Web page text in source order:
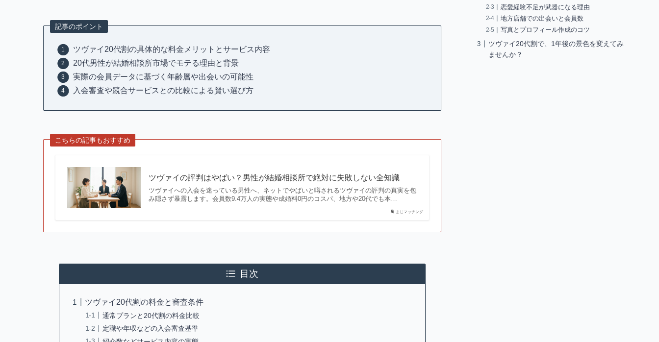
記事のポイント
ツヴァイ20代割の具体的な料金メリットとサービス内容
20代男性が結婚相談所市場でモテる理由と背景
実際の会員データに基づく年齢層や出会いの可能性
入会審査や競合サービスとの比較による賢い選び方
こちらの記事もおすすめ
まじマッチング
ツヴァイの評判はやばい？男性が結婚相談所で絶対に失敗しない全知識
ツヴァイへの入会を迷っている男性へ、ネットでやばいと噂されるツヴァイの評判の真実を包
み隠さず暴露します。会員数9.4万人の実態や成婚料0円のコスパ、地方や20代でも本…
目次
ツヴァイ20代割の料金と審査条件
通常プランと20代割の料金比較
定職や年収などの入会審査基準
恋愛経験不足が武器になる理由
地方店舗での出会いと会員数
写真とプロフィール作成のコツ
ツヴァイ20代割で、1年後の景色を変えてみ
ませんか？